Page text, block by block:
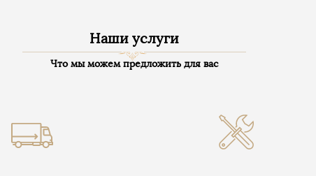
Наши услуги
Что мы можем предложить для вас